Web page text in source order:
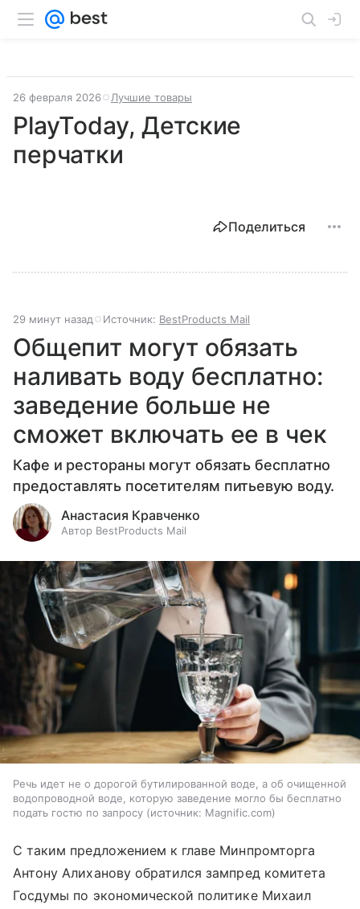
26 февраля 2026 Лучшие товары
PlayToday, Детские
перчатки
Поделиться
29 минут назад Источник: BestProducts Mail
Общепит могут обязать
наливать воду бесплатно:
заведение больше не
сможет включать ее в чек
Кафе и рестораны могут обязать бесплатно
предоставлять посетителям питьевую воду.
Анастасия Кравченко
Автор BestProducts Mail
Речь идет не о дорогой бутилированной воде, а об очищенной
водопроводной воде, которую заведение могло бы бесплатно
подать гостю по запросу
источник: Magnific.com
С таким предложением к главе Минпромторга
Антону Алиханову обратился зампред комитета
Госдумы по экономической политике Михаил